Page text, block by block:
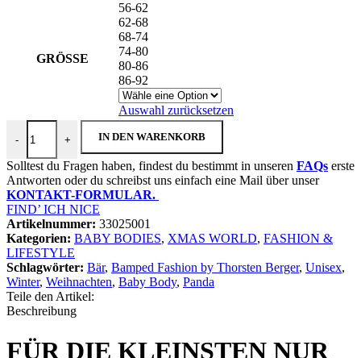
GRÖSSE
56-62
62-68
68-74
74-80
80-86
86-92
Auswahl zurücksetzen
-
BABY BODY "BEAR HAPPY" / PEACH Menge
+ IN DEN WARENKORB
Solltest du Fragen haben, findest du bestimmt in unseren FAQs erste
Antworten oder du schreibst uns einfach eine Mail über unser
KONTAKT-FORMULAR.
FIND’ ICH NICE
Artikelnummer: 33025001
Kategorien: BABY BODIES, XMAS WORLD, FASHION &
LIFESTYLE
Schlagwörter: Bär, Bamped Fashion by Thorsten Berger, Unisex,
Winter, Weihnachten, Baby Body, Panda
Teile den Artikel:
Beschreibung
FÜR DIE KLEINSTEN NUR